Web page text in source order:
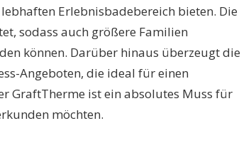
Erlebnisbadebereich bieten. Die
sodass auch größere Familien
können. Darüber hinaus überzeugt die
Angeboten, die ideal für einen
GraftTherme ist ein absolutes Muss für
möchten.